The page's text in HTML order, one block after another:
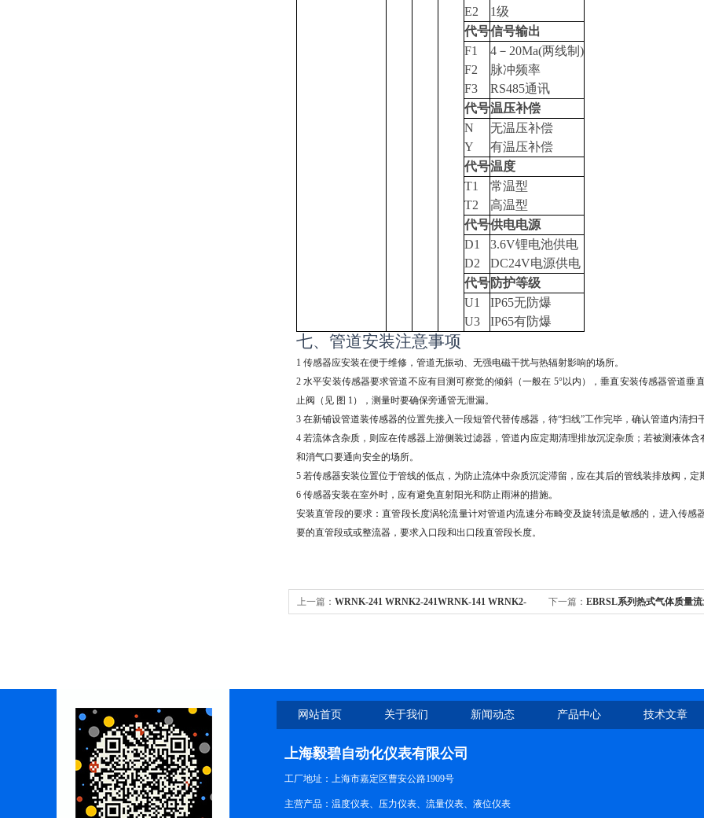
E2
1级
代号信号输出
F1
F2
F3
4 －20Ma(两线制)
脉冲频率
RS485通讯
代号温压补偿
N
Y
无温压补偿
有温压补偿
代号温度
T1
T2
常温型
高温型
代号供电电源
D1
D2
3.6V锂电池供电
DC24V电源供电
代号 防护等级
U1
U3
IP65无防爆
IP65有防爆
七、管道安装注意事项
1 传感器应安装在便于维修，管道无振动、无强电磁干扰与热辐射影响的场所。
2水平安装传感器要求管道不应有目测可察觉的倾斜（一般在 5°以内），垂直安装传感器管道垂
止阀（见 图 1），测量时要确保旁通管无泄漏。
3 在新铺设管道装传感器的位置先接入一段短管代替传感器，待“扫线”工作完毕，确认管道内清扫
4若流体含杂质，则应在传感器上游侧装过滤器，管道内应定期清理排放沉淀杂质；若被测液体
和消气口要通向安全的场所。
5 若传感器安装位置位于管线的低点，为防止流体中杂质沉淀滞留，应在其后的管线装排放阀，定
6 传感器安装在室外时，应有避免直射阳光和防止雨淋的措施。
安装直管段的要求：直管段长度涡轮流量计对管道内流速分布畸变及旋转流是敏感的，进入传
要的直管段或或整流器，要求入口段和出口段直管段长度。
上一篇： WRNK-241 WRNK2-241WRNK-141 WRNK2- 下一篇： EBRSL系列热式气体质量
网站首页 关于我们 新闻动态 产品中心 技术文章
上海毅碧自动化仪表有限公司
工厂地址：上海市嘉定区曹安公路1909号
主营产品：温度仪表、压力仪表、流量仪表、液位仪表